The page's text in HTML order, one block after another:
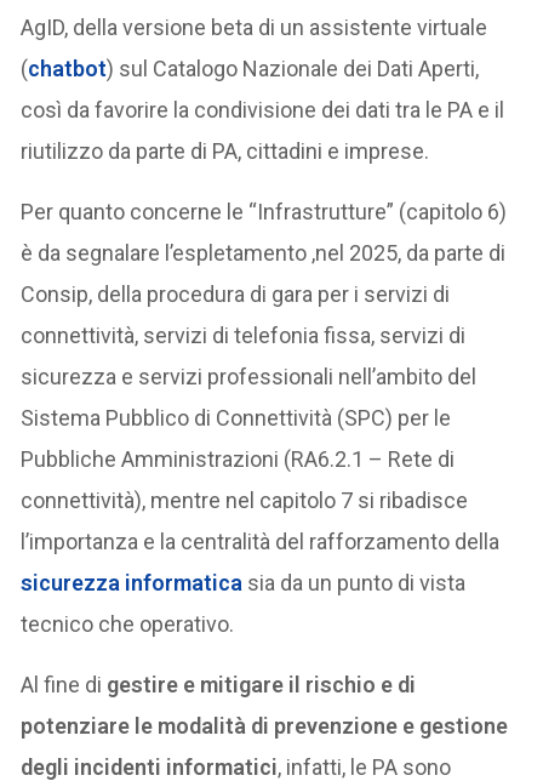
AgID, della versione beta di un assistente virtuale
(chatbot) sul Catalogo Nazionale dei Dati Aperti,
così da favorire la condivisione dei dati tra le PA e il
riutilizzo da parte di PA, cittadini e imprese.
Per quanto concerne le “Infrastrutture” (capitolo 6)
è da segnalare l’espletamento ,nel 2025, da parte di
Consip, della procedura di gara per i servizi di
connettività, servizi di telefonia fissa, servizi di
sicurezza e servizi professionali nell’ambito del
Sistema Pubblico di Connettività (SPC) per le
Pubbliche Amministrazioni (RA6.2.1 – Rete di
connettività), mentre nel capitolo 7 si ribadisce
l’importanza e la centralità del rafforzamento della
sicurezza informatica sia da un punto di vista
tecnico che operativo.
Al fine di gestire e mitigare il rischio e di
potenziare le modalità di prevenzione e gestione
degli incidenti informatici, infatti, le PA sono